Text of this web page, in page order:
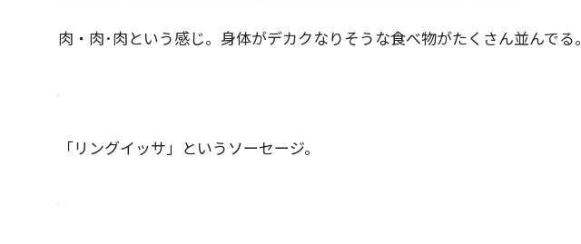
肉・肉･肉という感じ。身体がデカクなりそうな食べ物がたくさん並んでる。
「リングイッサ」というソーセージ。